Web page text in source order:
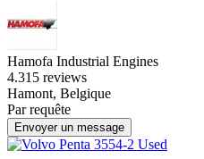
Hamofa Industrial Engines
4.315 reviews
Hamont, Belgique
Par requête
Envoyer un message